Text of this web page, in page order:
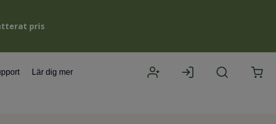
pris
Lär dig mer